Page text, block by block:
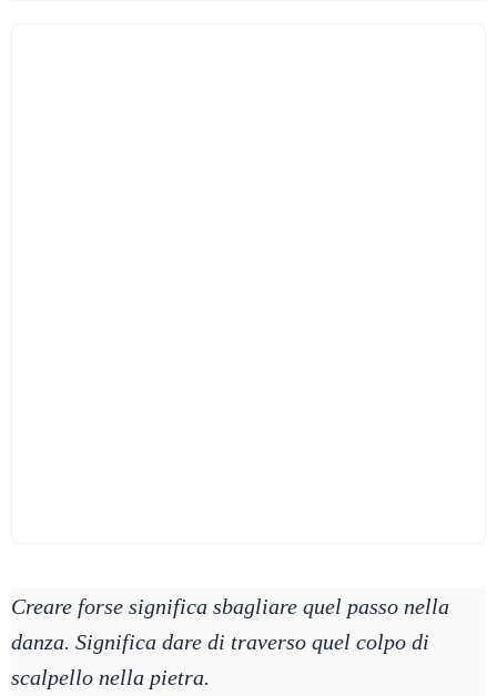
Creare forse significa sbagliare quel passo nella
danza. Significa dare di traverso quel colpo di
scalpello nella pietra.